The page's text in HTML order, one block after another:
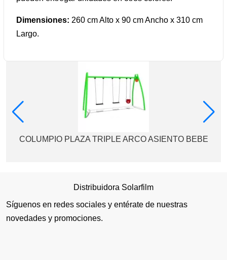
Dimensiones: 260 cm Alto x 90 cm Ancho x 310 cm
Largo.
COLUMPIO PLAZA TRIPLE ARCO ASIENTO BEBE
Distribuidora Solarfilm
Síguenos en redes sociales y entérate de nuestras
novedades y promociones.